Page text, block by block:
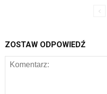
ZOSTAW ODPOWIEDŹ